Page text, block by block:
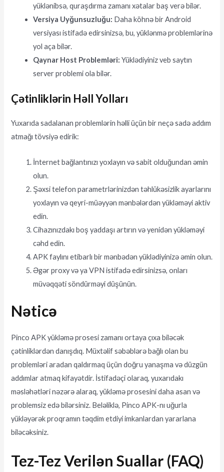
yüklənibsə, quraşdırma zamanı xətalar baş verə bilər.
Versiya Uyğunsuzluğu: Daha köhnə bir Android
versiyası istifadə edirsinizsə, bu, yüklənmə problemlərinə
yol aça bilər.
Qaynar Host Problemləri: Yüklədiyiniz veb saytın
server problemi ola bilər.
Çətinliklərin Həll Yolları
Yuxarıda sadalanan problemlərin həlli üçün bir neçə sadə addım
atmağı tövsiyə edirik:
İnternet bağlantınızı yoxlayın və sabit olduğundan əmin
olun.
Şəxsi telefon parametrlərinizdən təhlükəsizlik ayarlarını
yoxlayın və qeyri-müəyyən mənbələrdən yükləməyi aktiv
edin.
Cihazınızdakı boş yaddaşı artırın və yenidən yükləməyi
cəhd edin.
APK faylını etibarlı bir mənbədən yüklədiyinizə əmin olun.
Əgər proxy və ya VPN istifadə edirsinizsə, onları
müvəqqəti söndürməyi düşünün.
Nəticə
Pinco APK yükləmə prosesi zamanı ortaya çıxa biləcək
çətinliklərdən danışdıq. Müxtəlif səbəblərə bağlı olan bu
problemləri aradan qaldırmaq üçün doğru yanaşma və düzgün
addımlar atmaq kifayətdir. İstifadəçi olaraq, yuxarıdakı
məsləhətləri nəzərə alaraq, yükləmə prosesini daha asan və
problemsiz edə bilərsiniz. Beləliklə, Pinco APK-nı uğurla
yükləyərək proqramın təqdim etdiyi imkanlardan yararlana
biləcəksiniz.
Tez-Tez Verilən Suallar (FAQ)